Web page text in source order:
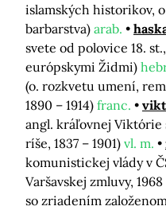
islamských historikov,
barbarstva) arab.
svete od polovice 18.
európskymi Židmi)
(o. rozkvetu umení,
1890 – 1914) franc.
angl. kráľovnej Viktórie
ríše, 1837 – 1901) vl. m.
komunistickej vlády v
Varšavskej zmluvy, 1968
so zriadením